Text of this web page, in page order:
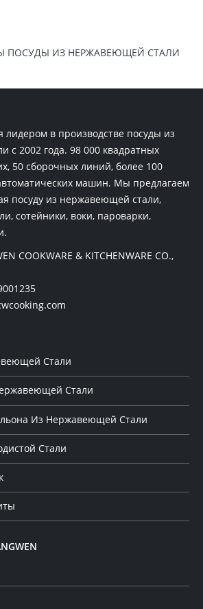
ПОСУДЫ ИЗ НЕРЖАВЕЮЩЕЙ СТАЛИ
лидером в производстве посуды из
с 2002 года. 98 000 квадратных
50 сборочных линий, более 100
машин. Мы предлагаем
посуду из нержавеющей стали,
сотейники, воки, пароварки,
COOKWARE & KITCHENWARE CO.,
Стали
Стали
Из Нержавеющей Стали
Стали